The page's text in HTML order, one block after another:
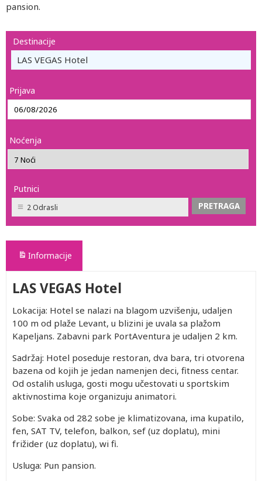
pansion.
Destinacije
LAS VEGAS Hotel
Prijava
Noćenja
Putnici
2 Odrasli
Informacije
LAS VEGAS Hotel
Lokacija: Hotel se nalazi na blagom uzvišenju, udaljen
100 m od plaže Levant, u blizini je uvala sa plažom
Kapeljans. Zabavni park PortAventura je udaljen 2 km.
Sadržaj: Hotel poseduje restoran, dva bara, tri otvorena
bazena od kojih je jedan namenjen deci, fitness centar.
Od ostalih usluga, gosti mogu učestovati u sportskim
aktivnostima koje organizuju animatori.
Sobe: Svaka od 282 sobe je klimatizovana, ima kupatilo,
fen, SAT TV, telefon, balkon, sef (uz doplatu), mini
frižider (uz doplatu), wi fi.
Usluga: Pun pansion.